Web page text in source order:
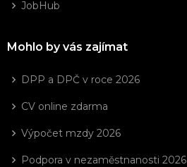
JobHub
Mohlo by vás zajímat
DPP a DPČ v roce 2026
CV online zdarma
Výpočet mzdy 2026
Podpora v nezaměstnanosti 2026